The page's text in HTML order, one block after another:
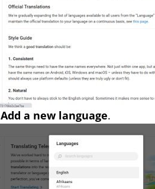
Add a new language.